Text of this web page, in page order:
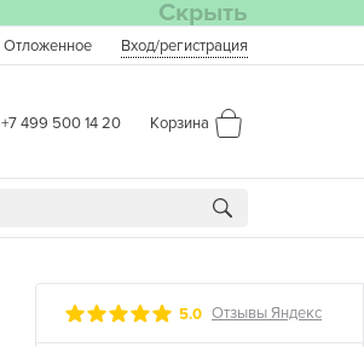
Скрыть
Отложенное Вход/регистрация
+7 499 500 14 20 Корзина
5.0 Отзывы Яндекс